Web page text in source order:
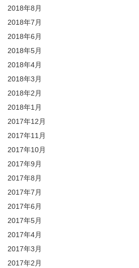
2018年8月
2018年7月
2018年6月
2018年5月
2018年4月
2018年3月
2018年2月
2018年1月
2017年12月
2017年11月
2017年10月
2017年9月
2017年8月
2017年7月
2017年6月
2017年5月
2017年4月
2017年3月
2017年2月